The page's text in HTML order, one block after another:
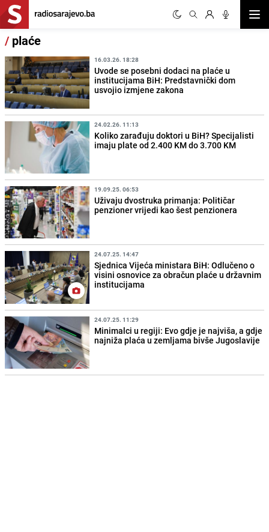
/ plaće
16.03.26. 18:28
Uvode se posebni dodaci na plaće u
institucijama BiH: Predstavnički dom
usvojio izmjene zakona
24.02.26. 11:13
Koliko zarađuju doktori u BiH? Specijalisti
imaju plate od 2.400 KM do 3.700 KM
19.09.25. 06:53
Uživaju dvostruka primanja: Političar
penzioner vrijedi kao šest penzionera
24.07.25. 14:47
Sjednica Vijeća ministara BiH: Odlučeno o
visini osnovice za obračun plaće u državnim
institucijama
24.07.25. 11:29
Minimalci u regiji: Evo gdje je najviša, a gdje
najniža plaća u zemljama bivše Jugoslavije